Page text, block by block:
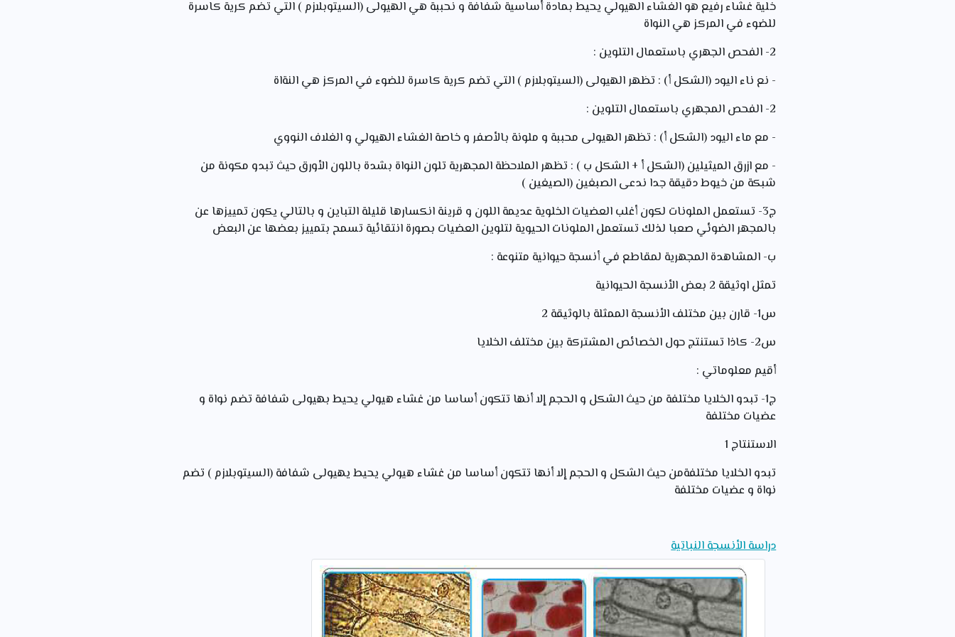
خلية غشاء رفيع هو الغشاء الهيولي يحيط بمادة أساسية شفافة و نحببة هي الهيولى (السيتوبلازم ) التي تضم كرية كاسرة
للضوء في المركز هي النواة
2- الفحص الجهري باستعمال التلوين :
- نع ناء اليود (الشكل أ) : تظهر الهيولى (السيتوبلازم ) التي تضم كرية كاسرة للضوء في المركز هي النةاة
2- الفحص المجهري باستعمال التلوين :
- مع ماء اليود (الشكل أ) : تظهر الهيولى محببة و ملونة بالأصفر و خاصة الغشاء الهيولي و الغلاف النووي
- مع ازرق الميثيلين (الشكل أ + الشكل ب ) : تظهر الملاحظة المجهرية تلون النواة بشدة باللون الأورق حيث تبدو مكونة من
شبكة من خيوط دقيقة جدا ندعى الصبغين (الصيغين )
ج3- تستعمل الملونات لكون أغلب العضيات الخلوية عديمة اللون و قرينة انكسارها قليلة التباين و بالتالي يكون تمييزها عن
بالمجهر الضوئي صعبا لذلك تستعمل الملونات الحيوية لتلوين العضيات بصورة انتقائية تسمح بتمييز بعضها عن البعض
ب- المشاهدة المجهرية لمقاطع في أنسجة حيوانية متنوعة :
تمثل اوثيقة 2 بعض الأنسجة الحيوانية
س1- قارن بين مختلف الأنسجة الممثلة بالوثيقة 2
س2- كاذا تستنتج حول الخصائص المشتركة بين مختلف الخلايا
أقيم معلوماتي :
ج1- تبدو الخلايا مختلفة من حيث الشكل و الحجم إلا أنها تتكون أساسا من غشاء هيولي يحيط بهيولى شفافة تضم نواة و
عضيات مختلفة
الاستنتاج 1
تبدو الخلايا مختلفةمن حيث الشكل و الحجم إلا أنها تتكون أساسا من غشاء هيولي يحيط يهيولى شفافة (السيتوبلازم ) تضم
نواة و عضيات مختلفة
دراسة الأنسجة النباتية